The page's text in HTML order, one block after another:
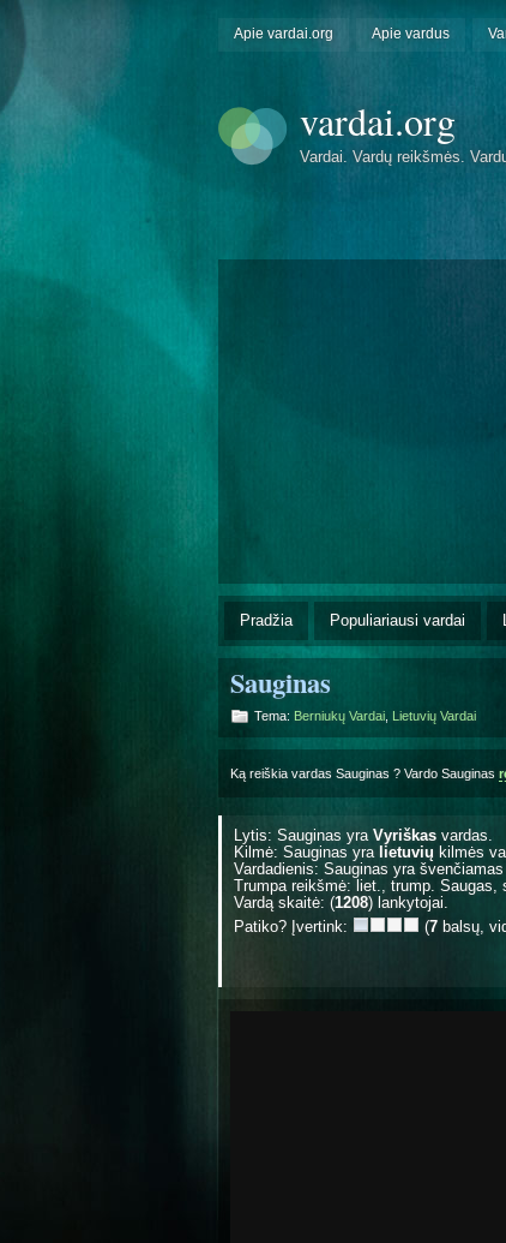
Apie vardai.org Apie vardus
vardai.org
Vardai. Vardų reikšmės.
Pradžia Populiariausi vardai
Sauginas
Tema: Berniukų Vardai Lietuvių Vardai
Ką reiškia vardas Sauginas ? Vardo Sauginas
Lytis: Sauginas yra Vyriškas vardas.
Kilmė: Sauginas yra lietuvių kilmės
Vardadienis: Sauginas yra švenčiamas
Trumpa reikšmė: liet., trump. Saugas,
Vardą skaitė: (1208) lankytojai.
Patiko? Įvertink:
(7 balsų,